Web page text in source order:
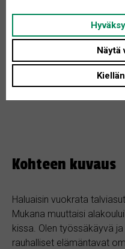
Tontin koko: Ei määritelty
Asunnon tyyppi: Huvila
Kohteen kuvaus
Haluaisin vuokrata
Mukana muuttaisi
kissa. Olen työssäkäyvä
rauhalliset elämäntavat
Näytä